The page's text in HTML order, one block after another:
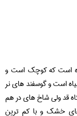
است که کوچک است و
است و گوسفند های نر
قد ولی شاخ های در هم
های خشک و با کم ترین